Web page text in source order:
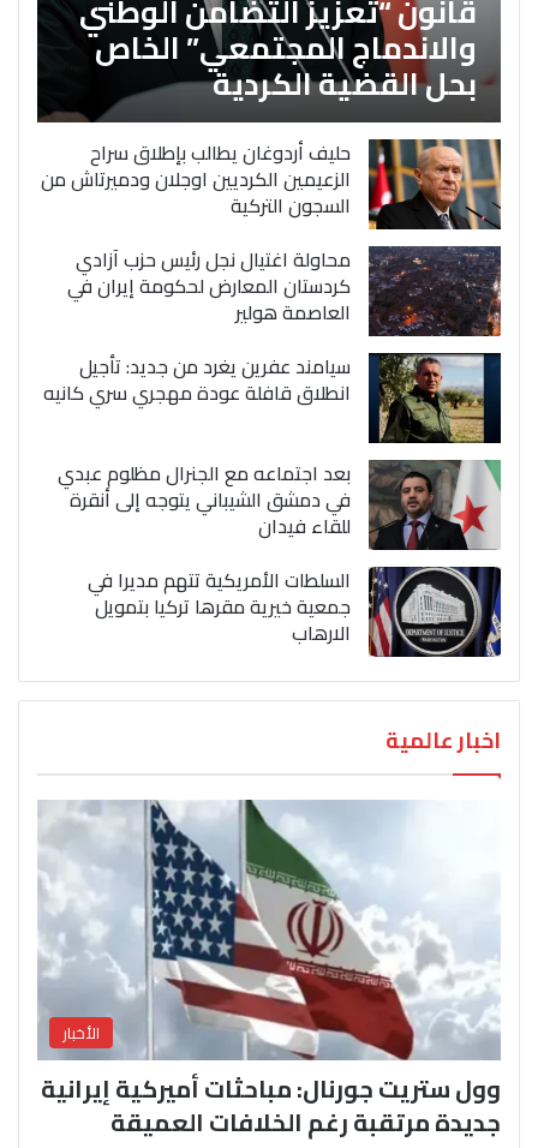
والاندماج المجتمعي” الخاص
بحل القضية الكردية
حليف أردوغان يطالب بإطلاق سراح
الزعيمين الكرديين اوجلان ودميرتاش من
السجون التركية
محاولة اغتيال نجل رئيس حزب آزادي
كردستان المعارض لحكومة إيران في
العاصمة هولير
سيامند عفرين يغرد من جديد: تأجيل
انطلاق قافلة عودة مهجري سري كانيه
بعد اجتماعه مع الجنرال مظلوم عبدي
في دمشق الشيباني يتوجه إلى أنقرة
للقاء فيدان
السلطات الأمريكية تتهم مديرا في
جمعية خيرية مقرها تركيا بتمويل
الارهاب
اخبار عالمية
الأخبار
وول ستريت جورنال: مباحثات أميركية إيرانية
جديدة مرتقبة رغم الخلافات العميقة